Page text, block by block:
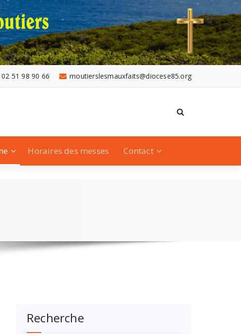
moutierslesmauxfaits@diocese85.org
02 51 98 90 66
Horaires des messes Contact
Recherche